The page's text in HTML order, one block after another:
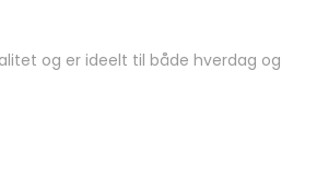
og er ideelt til både hverdag og